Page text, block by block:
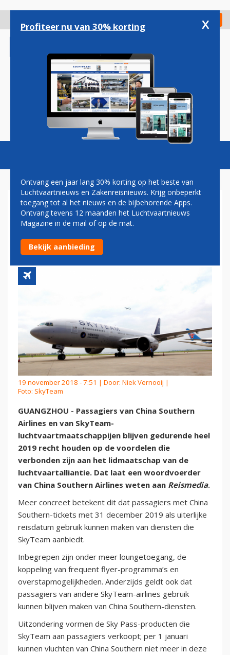
gaan
Check in
Magazine Podcasts Vacatures
CHINA SOUTHERN:
SKYTEAM-VOORDELEN NOG
IN HEEL 2019
19 november 2018 - 7:51 | Door: Niek Vernooij |
Foto: SkyTeam
GUANGZHOU - Passagiers van China Southern
Airlines en van SkyTeam-
luchtvaartmaatschappijen blijven gedurende heel
2019 recht houden op de voordelen die
verbonden zijn aan het lidmaatschap van de
luchtvaartalliantie. Dat laat een woordvoerder
van China Southern Airlines weten aan Reismedia.
Meer concreet betekent dit dat passagiers met China
Southern-tickets met 31 december 2019 als uiterlijke
reisdatum gebruik kunnen maken van diensten die
SkyTeam aanbiedt.
Inbegrepen zijn onder meer loungetoegang, de
koppeling van frequent flyer-programma’s en
overstapmogelijkheden. Anderzijds geldt ook dat
passagiers van andere SkyTeam-airlines gebruik
kunnen blijven maken van China Southern-diensten.
Uitzondering vormen de Sky Pass-producten die
SkyTeam aan passagiers verkoopt; per 1 januari
kunnen vluchten van China Southern niet meer in deze
Profiteer nu van 30% korting x
Ontvang een jaar lang 30% korting op het beste van
Luchtvaartnieuws en Zakenreisnieuws. Krijg onbeperkt
toegang tot al het nieuws en de bijbehorende Apps.
Ontvang tevens 12 maanden het Luchtvaartnieuws
Magazine in de mail of op de mat.
Bekijk aanbieding